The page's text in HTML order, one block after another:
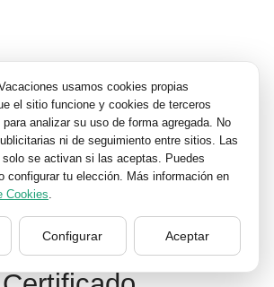
al examen para
en un Especialista
de Paquetes
usamos cookies propias
el sitio funcione y cookies de terceros
analizar su uso de forma agregada. No
ni de seguimiento entre sitios. Las
se activan si las aceptas. Puedes
configurar tu elección. Más información en
Cookies.
Configurar Aceptar